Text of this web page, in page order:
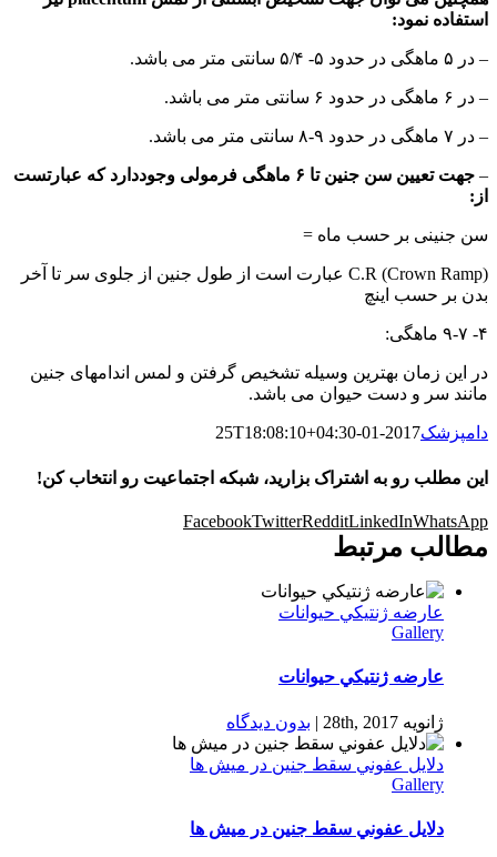
استفاده نمود:
– در ۵ ماهگی در حدود ۵- ۵/۴ سانتی متر می باشد.
– در ۶ ماهگی در حدود ۶ سانتی متر می باشد.
– در ۷ ماهگی در حدود ۹-۸ سانتی متر می باشد.
–
جهت تعیین سن جنین تا ۶ ماهگی فرمولی وجوددارد که عبارتست
از:
سن جنینی بر حسب ماه =
(Crown Ramp) C.R عبارت است از طول جنین از جلوی سر تا آخر
بدن بر حسب اینچ
۴- ۹-۷ ماهگی:
در این زمان بهترین وسیله تشخیص گرفتن و لمس اندامهای جنین
مانند سر و دست حیوان می باشد.
دامپزشک2017-01-25T18:08:10+04:30
این مطلب رو به اشتراک بزارید، شبکه اجتماعیت رو انتخاب کن!
FacebookTwitterRedditLinkedInWhatsApp
مطالب مرتبط
عارضه ژنتيكي حیوانات
Gallery
عارضه ژنتيكي حیوانات
ژانویه 28th, 2017 | بدون ديدگاه
دلایل عفوني سقط جنين در ميش ها
Gallery
دلایل عفوني سقط جنين در ميش ها